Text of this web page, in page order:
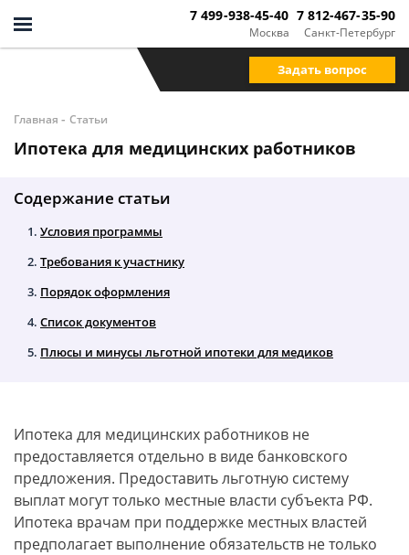
Москва
7 499-938-45-40
Санкт-Петербург
7 812-467-35-90
Задать вопрос
Главная - Статьи
Ипотека для медицинских работников
Содержание статьи
Условия программы
Требования к участнику
Порядок оформления
Список документов
Плюсы и минусы льготной ипотеки для медиков
Ипотека для медицинских работников не
предоставляется отдельно в виде банковского
предложения. Предоставить льготную систему
выплат могут только местные власти субъекта РФ.
Ипотека врачам при поддержке местных властей
предполагает выполнение обязательств не только